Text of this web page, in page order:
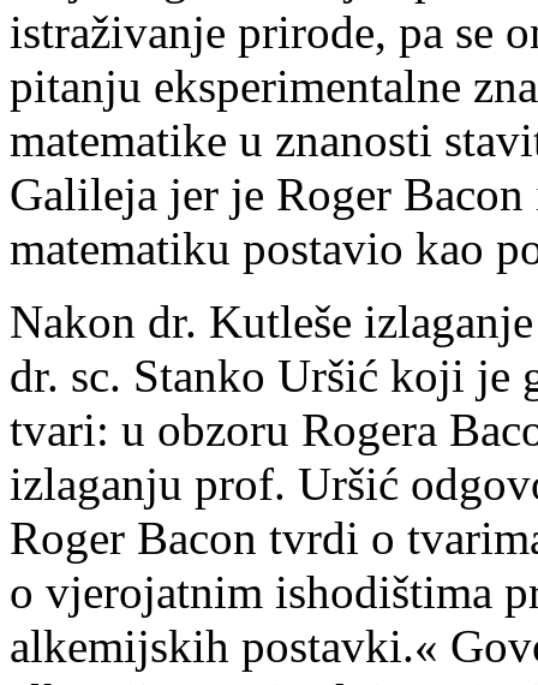
istraživanje prirode, pa se
pitanju eksperimentalne
matematike u znanosti
Galileja jer je Roger
matematiku postavio kao
Nakon dr. Kutleše
dr. sc. Stanko Uršić koji
tvari: u obzoru Rogera
izlaganju prof. Uršić
Roger Bacon tvrdi o
o vjerojatnim ishodištima
alkemijskih postavki.«